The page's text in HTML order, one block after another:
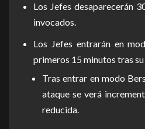
Los Jefes desaparecerán
invocados.
Los Jefes entrarán en
primeros 15 minutos tras
Tras entrar en modo
ataque se verá
reducida.